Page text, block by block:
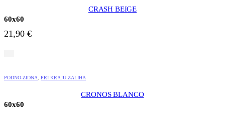
CRASH BEIGE
60x60
21,90 €
PODNO-ZIDNA PRI KRAJU ZALIHA
CRONOS BLANCO
60x60